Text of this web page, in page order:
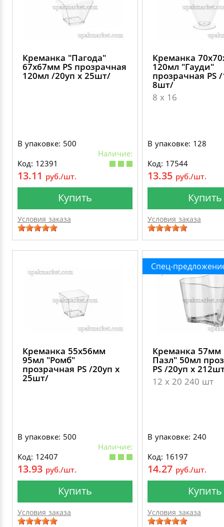
Креманка "Пагода"
67х67мм PS прозрачная
120мл /20уп х 25шт/
В упаковке: 500
Наличие:
Код: 12391
13.11 руб./шт.
Купить
Условия заказа
Креманка
120мл "Гауди"
прозрачная PS
8шт/
8 х 16
В упаковке: 128
Код: 17544
13.35 руб./шт.
Купить
Условия заказа
Креманка 55х56мм
95мл "Ромб"
прозрачная PS /20уп х
25шт/
В упаковке: 500
Наличие:
Код: 12407
13.93 руб./шт.
Купить
Условия заказа
Спец-
Креманка
Пазл" 50мл
PS /20уп х
12 х 20 240 шт
В упаковке: 240
Код: 16197
14.27 руб./шт.
Купить
Условия заказа